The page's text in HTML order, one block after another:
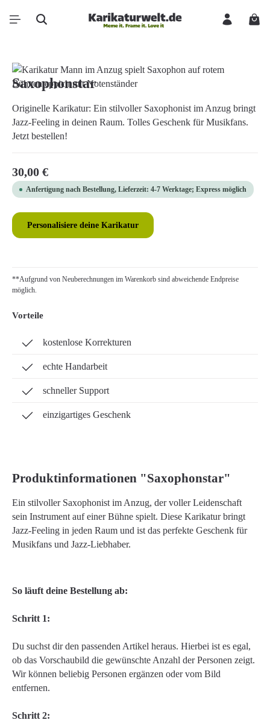
Zum Hauptinhalt springen
Bildergalerie überspringen
Saxophonstar
Originelle Karikatur: Ein stilvoller Saxophonist im Anzug bringt
Jazz-Feeling in deinen Raum. Tolles Geschenk für Musikfans.
Jetzt bestellen!
Regulärer Preis:
30,00 €
Anfertigung nach Bestellung, Lieferzeit: 4-7 Werktage; Express möglich
Personalisiere deine Karikatur
**Aufgrund von Neuberechnungen im Warenkorb sind abweichende Endpreise
möglich.
Vorteile
kostenlose Korrekturen
echte Handarbeit
schneller Support
einzigartiges Geschenk
Produktinformationen "Saxophonstar"
Ein stilvoller Saxophonist im Anzug, der voller Leidenschaft
sein Instrument auf einer Bühne spielt. Diese Karikatur bringt
Jazz-Feeling in jeden Raum und ist das perfekte Geschenk für
Musikfans und Jazz-Liebhaber.
So läuft deine Bestellung ab:
Schritt 1:
Du suchst dir den passenden Artikel heraus. Hierbei ist es egal,
ob das Vorschaubild die gewünschte Anzahl der Personen zeigt.
Wir können beliebig Personen ergänzen oder vom Bild
entfernen.
Schritt 2: